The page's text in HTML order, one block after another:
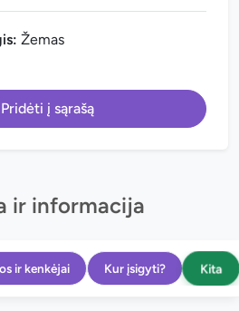
Žemas
Pridėti į sąrašą
ir informacija
ir kenkėjai Kur įsigyti? Kita